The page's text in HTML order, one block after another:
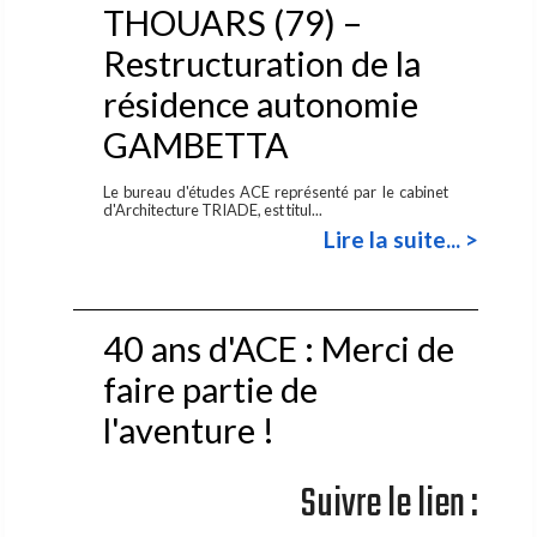
THOUARS (79) –
Restructuration de la
résidence autonomie
GAMBETTA
Le bureau d'études ACE représenté par le cabinet
d'Architecture TRIADE, est titul...
Lire la suite... >
40 ans d'ACE : Merci de
faire partie de
l'aventure !
Suivre le lien :